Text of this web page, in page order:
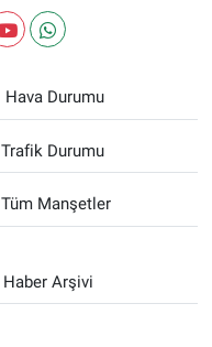
Hava Durumu
Trafik Durumu
Tüm Manşetler
Haber Arşivi